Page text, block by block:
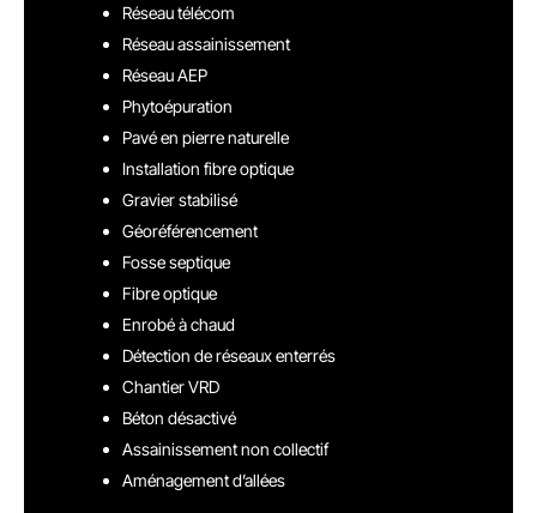
Réseau télécom
Réseau assainissement
Réseau AEP
Phytoépuration
Pavé en pierre naturelle
Installation fibre optique
Gravier stabilisé
Géoréférencement
Fosse septique
Fibre optique
Enrobé à chaud
Détection de réseaux enterrés
Chantier VRD
Béton désactivé
Assainissement non collectif
Aménagement d’allées